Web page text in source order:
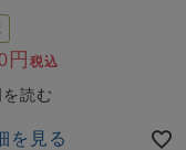
はこちら
税込
を見る